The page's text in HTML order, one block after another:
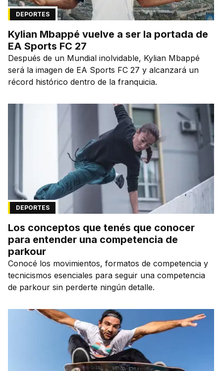
DEPORTES
Kylian Mbappé vuelve a ser la portada de
EA Sports FC 27
Después de un Mundial inolvidable, Kylian Mbappé
será la imagen de EA Sports FC 27 y alcanzará un
récord histórico dentro de la franquicia.
DEPORTES
Los conceptos que tenés que conocer
para entender una competencia de
parkour
Conocé los movimientos, formatos de competencia y
tecnicismos esenciales para seguir una competencia
de parkour sin perderte ningún detalle.